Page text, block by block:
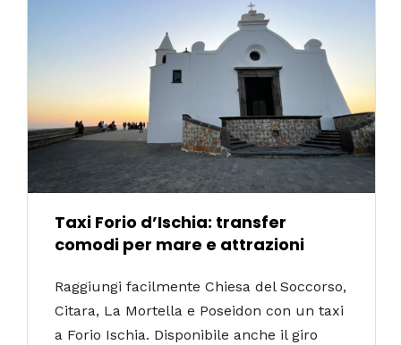
Taxi Forio d’Ischia: transfer
comodi per mare e attrazioni
Raggiungi facilmente Chiesa del Soccorso,
Citara, La Mortella e Poseidon con un taxi
a Forio Ischia. Disponibile anche il giro